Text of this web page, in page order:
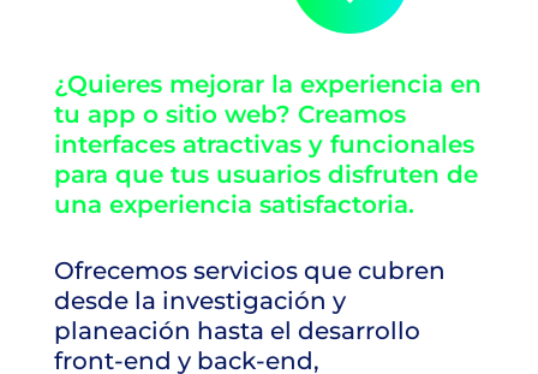
¿Quieres mejorar la experiencia en
tu app o sitio web? Creamos
interfaces atractivas y funcionales
para que tus usuarios disfruten de
una experiencia satisfactoria.
Ofrecemos servicios que cubren
desde la investigación y
planeación hasta el desarrollo
front-end y back-end,